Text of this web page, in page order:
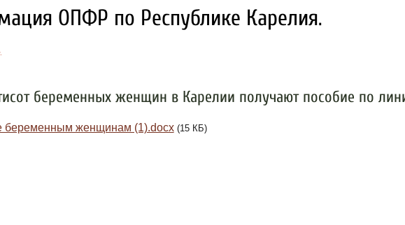
ОПФР по Республике Карелия.
беременных женщин в Карелии получают пособие по
беременным женщинам (1).docx (15 КБ)